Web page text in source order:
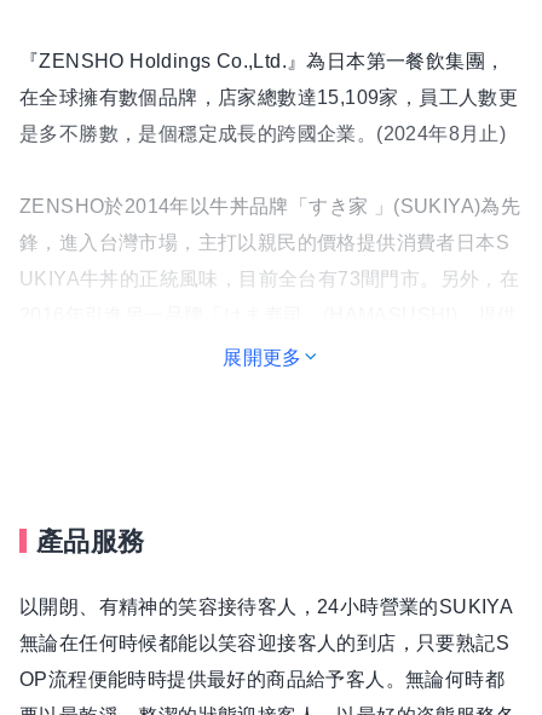
『ZENSHO Holdings Co.,Ltd.』為日本第一餐飲集團，
在全球擁有數個品牌，店家總數達15,109家，員工人數更
是多不勝數，是個穩定成長的跨國企業。(2024年8月止)
ZENSHO於2014年以牛丼品牌「すき家 」(SUKIYA)為先
鋒，進入台灣市場，主打以親民的價格提供消費者日本S
UKIYA牛丼的正統風味，目前全台有73間門市。另外，在
新鮮美味的壽司及種類豐富的副餐，深受各年齡層消費者
2014年，ZENSHO直接來台投資設立子公司，以牛丼品
間店舖，並在2016年引進「HAMA壽司」，5年間已開設
7家店舖，每日不懈地提供快速、美味的餐點。預計在3年
內，「すき家 SUKIYA」的展店數會達到百間以上，同時
展開更多
產品服務
以開朗、有精神的笑容接待客人，24小時營業的SUKIYA
無論在任何時候都能以笑容迎接客人的到店，只要熟記S
OP流程便能時時提供最好的商品給予客人。無論何時都